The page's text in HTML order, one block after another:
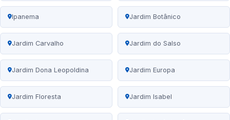
Ipanema Jardim Botânico
Jardim Carvalho Jardim do Salso
Jardim Dona Leopoldina Jardim Europa
Jardim Floresta Jardim Isabel